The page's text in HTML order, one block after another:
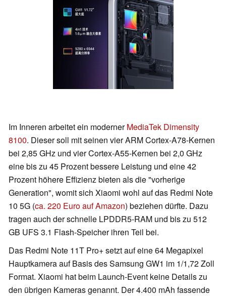
Im Inneren arbeitet ein modernerMediaTek Dimensity
8100. Dieser soll mit seinen vier ARM Cortex-A78-Kernen
bei 2,85 GHz und vier Cortex-A55-Kernen bei 2,0 GHz
eine bis zu 45 Prozent bessere Leistung und eine 42
Prozent höhere Effizienz bieten als die "vorherige
Generation", womit sich Xiaomi wohl auf das Redmi Note
10 5G (ca. 220 Euro auf Amazon) beziehen dürfte. Dazu
tragen auch der schnelle LPDDR5-RAM und bis zu 512
GB UFS 3.1 Flash-Speicher ihren Teil bei.
Das Redmi Note 11T Pro+ setzt auf eine 64 Megapixel
Hauptkamera auf Basis des Samsung GW1 im 1/1,72 Zoll
Format. Xiaomi hat beim Launch-Event keine Details zu
den übrigen Kameras genannt. Der 4.400 mAh fassende